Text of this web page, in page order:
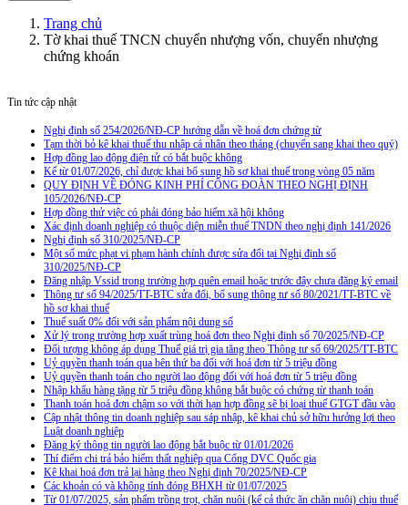
Trang chủ
Tờ khai thuế TNCN chuyển nhượng vốn, chuyển nhượng
chứng khoán
Tin tức cập nhật
Nghị định số 254/2026/NĐ-CP hướng dẫn về hoá đơn chứng từ
Tạm thời bỏ kê khai thuế thu nhập cá nhân theo tháng (chuyển sang khai theo quý)
Hợp đồng lao động điện tử có bắt buộc không
Kể từ 01/07/2026, chỉ được khai bổ sung hồ sơ khai thuế trong vòng 05 năm
QUY ĐỊNH VỀ ĐÓNG KINH PHÍ CÔNG ĐOÀN THEO NGHỊ ĐỊNH
105/2026/NĐ-CP
Hợp đồng thử việc có phải đóng bảo hiểm xã hội không
Xác định doanh nghiệp có thuộc diện miễn thuế TNDN theo nghị định 141/2026
Nghị định số 310/2025/NĐ-CP
Một số mức phạt vi phạm hành chính được sửa đổi tại Nghị định số
310/2025/NĐ-CP
Đăng nhập Vssid trong trường hợp quên email hoặc trước đây chưa đăng ký email
Thông tư số 94/2025/TT-BTC sửa đổi, bổ sung thông tư số 80/2021/TT-BTC về
hồ sơ khai thuế
Thuế suất 0% đối với sản phẩm nội dung số
Xử lý trong trường hợp xuất trùng hoá đơn theo Nghị định số 70/2025/NĐ-CP
Đối tượng không áp dụng Thuế giá trị gia tăng theo Thông tư số 69/2025/TT-BTC
Uỷ quyền thanh toán qua bên thứ ba đối với hoá đơn từ 5 triệu đồng
Uỷ quyền thanh toán cho người lao động đối với hoá đơn từ 5 triệu đồng
Nhập khẩu hàng tặng từ 5 triệu đồng không bắt buộc có chứng từ thanh toán
Thanh toán hoá đơn chậm so với thời hạn hợp đồng sẽ bị loại thuế GTGT đầu vào
Cập nhật thông tin doanh nghiệp sau sáp nhập, kê khai chủ sở hữu hưởng lợi theo
Luật doanh nghiệp
Đăng ký thông tin người lao động bắt buộc từ 01/01/2026
Thí điểm chi trả bảo hiểm thất nghiệp qua Cổng DVC Quốc gia
Kê khai hoá đơn trả lại hàng theo Nghị định 70/2025/NĐ-CP
Các khoản có và không tính đóng BHXH từ 01/07/2025
Từ 01/07/2025, sản phẩm trồng trọt, chăn nuôi (kể cả thức ăn chăn nuôi) chịu thuế